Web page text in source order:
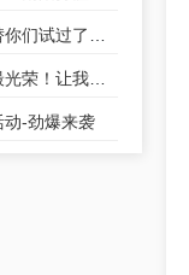
动-劲爆来袭